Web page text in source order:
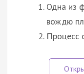
Одна из
вождю
Процесс